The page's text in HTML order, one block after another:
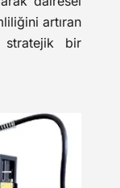
artıran
stratejik bir